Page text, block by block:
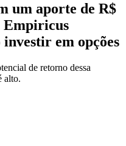
um aporte de R$
Empiricus
em opções
de retorno dessa
alto.